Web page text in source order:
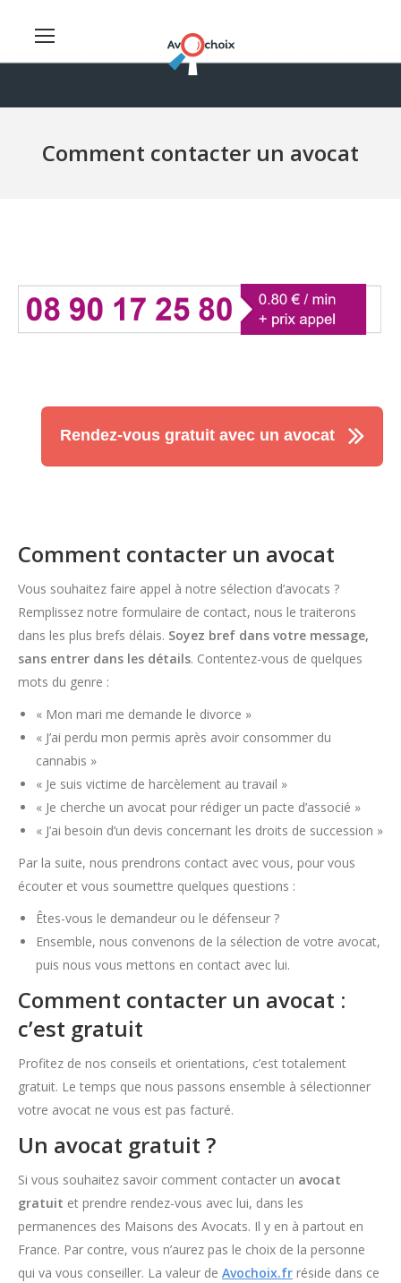
Comment contacter un avocat
Rendez-vous gratuit avec un avocat
Comment contacter un avocat
Vous souhaitez faire appel à notre sélection d’avocats ?
Remplissez notre formulaire de contact, nous le traiterons
dans les plus brefs délais. Soyez bref dans votre message,
sans entrer dans les détails. Contentez-vous de quelques
mots du genre :
« Mon mari me demande le divorce »
« J’ai perdu mon permis après avoir consommer du
cannabis »
« Je suis victime de harcèlement au travail »
« Je cherche un avocat pour rédiger un pacte d’associé »
« J’ai besoin d’un devis concernant les droits de succession »
Par la suite, nous prendrons contact avec vous, pour vous
écouter et vous soumettre quelques questions :
Êtes-vous le demandeur ou le défenseur ?
Ensemble, nous convenons de la sélection de votre avocat,
puis nous vous mettons en contact avec lui.
Comment contacter un avocat :
c’est gratuit
Profitez de nos conseils et orientations, c’est totalement
gratuit. Le temps que nous passons ensemble à sélectionner
votre avocat ne vous est pas facturé.
Un avocat gratuit ?
Si vous souhaitez savoir comment contacter un avocat
gratuit et prendre rendez-vous avec lui, dans les
permanences des Maisons des Avocats. Il y en à partout en
France. Par contre, vous n’aurez pas le choix de la personne
qui va vous conseiller. La valeur de Avochoix.fr réside dans ce